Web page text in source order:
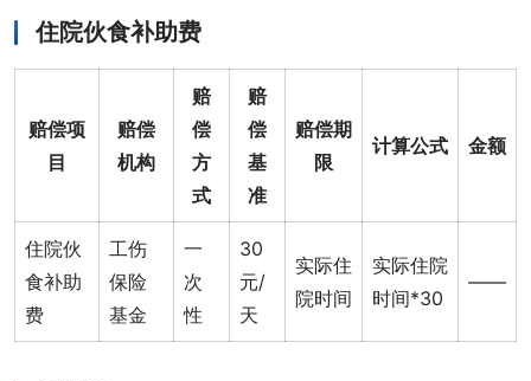
住院伙食补助费
赔偿项
目
赔偿
机构
赔
偿
方
式
赔
偿
基
准
赔偿期
限
计算公式 金额
住院伙
食补助
费
工伤
保险
基金
一
次
性
30
元/
天
实际住
院时间
实际住院
时间*30
——